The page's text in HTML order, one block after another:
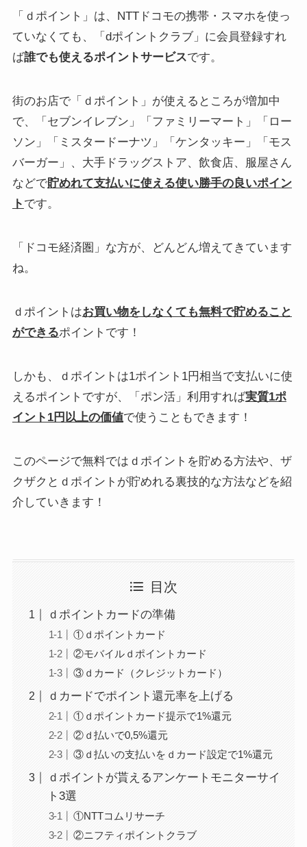
「ｄポイント」は、NTTドコモの携帯・スマホを使っ
ていなくても、「dポイントクラブ」に会員登録すれ
ば誰でも使えるポイントサービスです。
街のお店で「ｄポイント」が使えるところが増加中
で、「セブンイレブン」「ファミリーマート」「ロー
ソン」「ミスタードーナツ」「ケンタッキー」「モス
バーガー」、大手ドラッグストア、飲食店、服屋さん
などで貯めれて支払いに使える使い勝手の良いポイン
ト です。
「ドコモ経済圏」な方が、どんどん増えてきています
ね。
ｄポイントはお買い物をしなくても無料で貯めること
ができるポイントです！
しかも、ｄポイントは1ポイント1円相当で支払いに使
えるポイントですが、「ポン活」利用すれば実質1ポ
イント1円以上の価値で使うこともできます！
このページで無料ではｄポイントを貯める方法や、ザ
クザクとｄポイントが貯めれる裏技的な方法などを紹
介していきます！
目次
ｄポイントカードの準備
①ｄポイントカード
②モバイルｄポイントカード
③ｄカード（クレジットカード）
ｄカードでポイント還元率を上げる
①ｄポイントカード提示で1%還元
②ｄ払いで0,5%還元
③ｄ払いの支払いをｄカード設定で1%還元
ｄポイントが貰えるアンケートモニターサイ
ト3選
①NTTコムリサーチ
②ニフティポイントクラブ